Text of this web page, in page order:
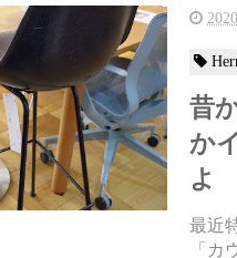
催さ
昔
か
よ
最近
「カ